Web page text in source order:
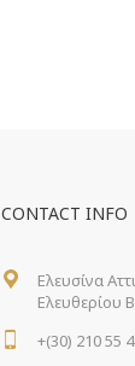
CONTACT INFO
Ελευσίνα
Ελευθερίου
+(30) 210 55